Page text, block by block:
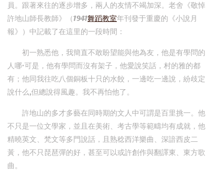
員。跟著來往的逐步增多，兩人的友情不竭加深。老舍《敬悼
許地山師長教師》（1941舞蹈教室年刊發于重慶的《小說月
報》）中記載了在這里的一段時間：
初一熟悉他，我簡直不敢盼望能與他為友，他是有學問的
人哪·可是，他有學問而沒有架子，他愛說笑話，村的雅的都
有；他同我往吃八個銅板十只的水餃，一邊吃一邊說，紛歧定
說什么,但總說得風趣。我不再怕他了。
許地山的多才多藝在同時期的文人中可謂是百里挑一。他
不只是一位文學家，並且在美術、考古學等範疇均有成就，他
精曉英文、梵文等多門說話，且熟稔西洋樂曲、深諳西皮二
黃，他不只琵琶彈的好，甚至可以或許創作與翻譯東、東方歌
曲。